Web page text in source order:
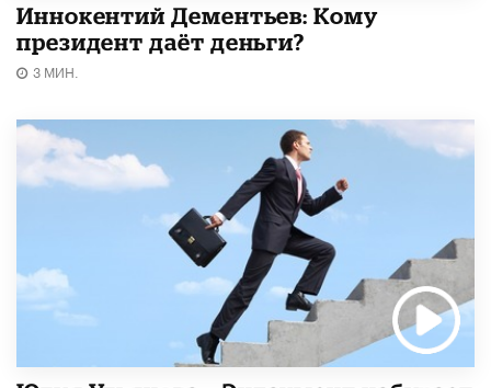
Иннокентий Дементьев: Кому
президент даёт деньги?
3 МИН.